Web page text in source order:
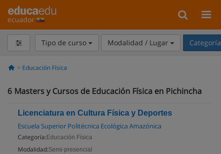
ecuador
Tipo de curso Modalidad / Lugar
Educación Física
6 Masters y Cursos de Educación Física en Pichincha
Licenciatura en Cultura Física y Deportes
Escuela Superior Politécnica Ecológica Amazónica
Categoría: Educación Física
Modalidad:Semi-presencial